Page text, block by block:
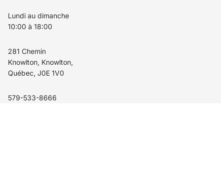
Lundi au dimanche
10:00 à 18:00
281 Chemin
Knowlton, Knowlton,
Québec, J0E 1V0
579-533-8666